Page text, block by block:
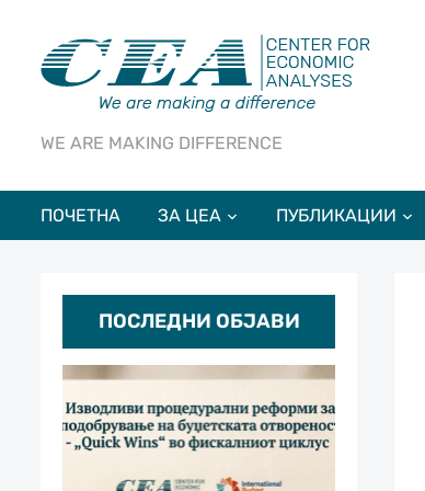
WE ARE MAKING DIFFERENCE
ПОЧЕТНА ЗА ЦЕА ПУБЛИКАЦИИ
ПОСЛЕДНИ ОБЈАВИ